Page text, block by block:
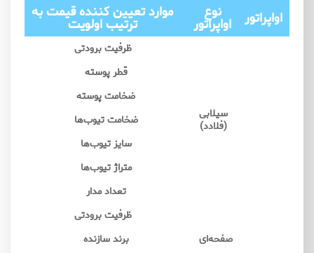
اواپراتور نوع
اواپراتور
موارد تعیین کننده قیمت به
ترتیب اولویت
سیلابی
(فلادد)
ظرفیت برودتی
قطر پوسته
ضخامت پوسته
ضخامت تیوب‌ها
سایز تیوب‌ها
متراژ تیوب‌ها
تعداد مدار
صفحه‌ای
ظرفیت برودتی
برند سازنده